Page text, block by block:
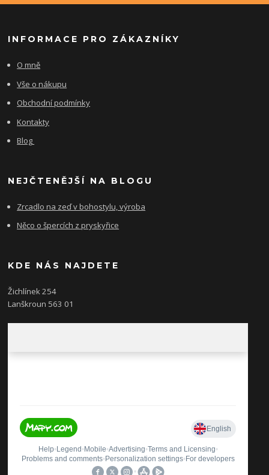
INFORMACE PRO ZÁKAZNÍKY
O mně
Vše o nákupu
Obchodní podmínky
Kontakty
Blog
NEJČTENĚJŠÍ NA BLOGU
Zrcadlo na zeď v bohostylu, výroba
Něco o špercích z pryskyřice
KDE NÁS NAJDETE
Žichlínek 254
Lanškroun 563 01